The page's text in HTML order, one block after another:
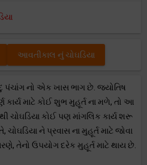
આવતીકાલ નું ચોઘડિયા
પંચાંગ નો એક ખાસ ભાગ છે. જ્યોતિષ
કાર્ય માટે કોઈ શુભ મુહૂર્ત ના મળે, તો આ
ચોઘડિયા કોઈ પણ માંગલિક કાર્ય શરૂ
ચોઘડિયા ને પ્રવાસ ના મુહૂર્ત માટે જોવા
તેનો ઉપયોગ દરેક મુહૂર્ત માટે થાય છે.